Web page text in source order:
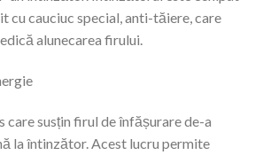
cu cauciuc special, anti-tăiere, care
alunecarea firului.
care susțin firul de înfășurare de-a
la întinzător. Acest lucru permite